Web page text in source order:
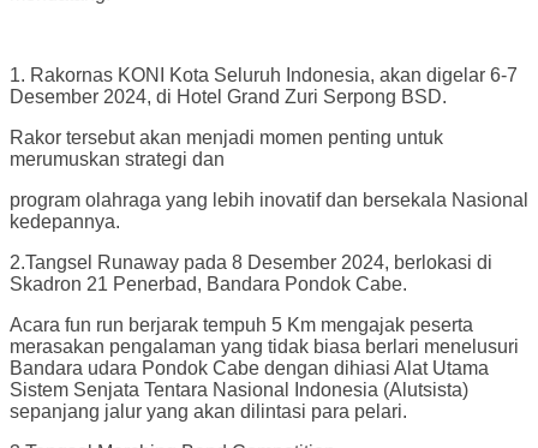
1. Rakornas KONI Kota Seluruh Indonesia, akan digelar 6-7
Desember 2024, di Hotel Grand Zuri Serpong BSD.
Rakor tersebut akan menjadi momen penting untuk
merumuskan strategi dan
program olahraga yang lebih inovatif dan bersekala Nasional
kedepannya.
2.Tangsel Runaway pada 8 Desember 2024, berlokasi di
Skadron 21 Penerbad, Bandara Pondok Cabe.
Acara fun run berjarak tempuh 5 Km mengajak peserta
merasakan pengalaman yang tidak biasa berlari menelusuri
Bandara udara Pondok Cabe dengan dihiasi Alat Utama
Sistem Senjata Tentara Nasional Indonesia (Alutsista)
sepanjang jalur yang akan dilintasi para pelari.